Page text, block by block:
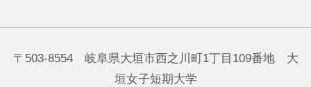
〒503-8554 岐阜県大垣市西之川町1丁目109番地 大
垣女子短期大学